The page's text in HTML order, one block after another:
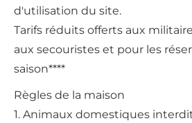
d'utilisation du site.
Tarifs réduits offerts aux
aux secouristes et pour les
saison****
Règles de la maison
1. Animaux domestiques